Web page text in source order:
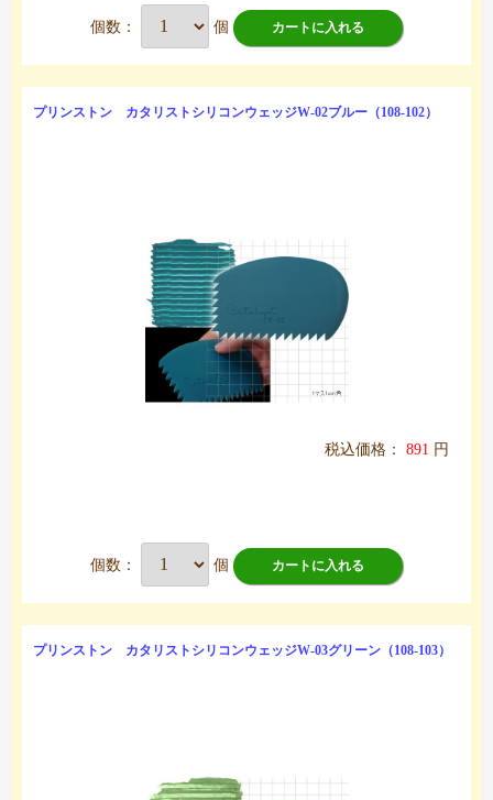
個数： 個 カートに入れる
プリンストン カタリストシリコンウェッジW-02ブルー（108-102）
税込価格： 891 円
個数： 個 カートに入れる
プリンストン カタリストシリコンウェッジW-03グリーン（108-103）